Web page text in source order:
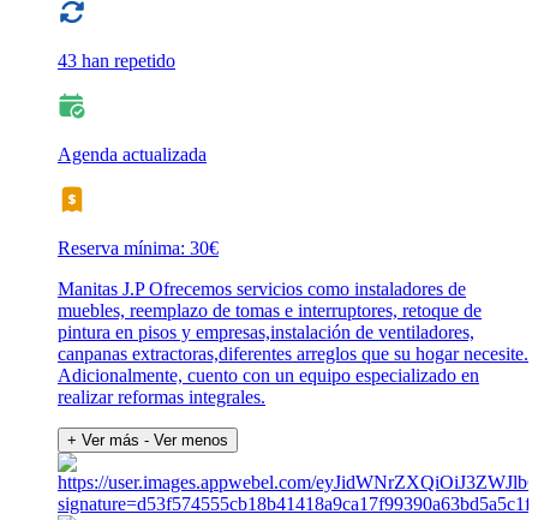
43 han repetido
Agenda actualizada
Reserva mínima: 30€
Manitas J.P Ofrecemos servicios como instaladores de
muebles, reemplazo de tomas e interruptores, retoque de
pintura en pisos y empresas,instalación de ventiladores,
canpanas extractoras,diferentes arreglos que su hogar necesite.
Adicionalmente, cuento con un equipo especializado en
realizar reformas integrales.
+ Ver más - Ver menos